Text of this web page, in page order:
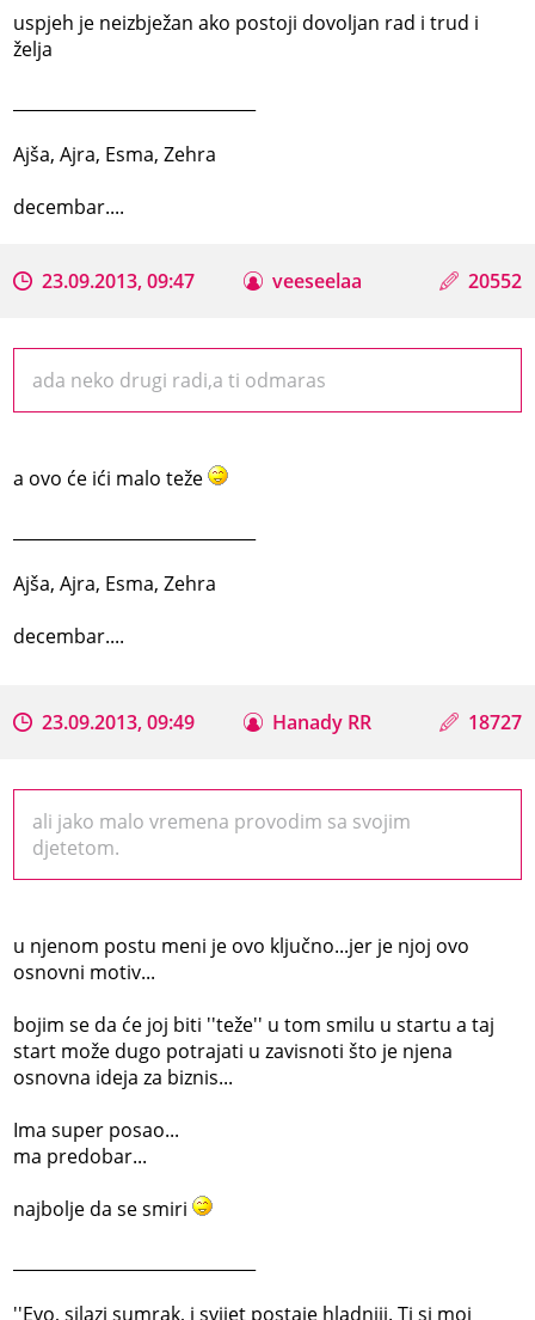
uspjeh je neizbježan ako postoji dovoljan rad i trud i
želja
Ajša, Ajra, Esma, Zehra
decembar....
23.09.2013, 09:47 veeseelaa 20552
ada neko drugi radi,a ti odmaras
a ovo će ići malo teže
Ajša, Ajra, Esma, Zehra
decembar....
23.09.2013, 09:49 Hanady RR 18727
ali jako malo vremena provodim sa svojim
djetetom.
u njenom postu meni je ovo ključno...jer je njoj ovo
osnovni motiv...
bojim se da će joj biti ''teže'' u tom smilu u startu a taj
start može dugo potrajati u zavisnoti što je njena
osnovna ideja za biznis...
Ima super posao...
ma predobar...
najbolje da se smiri
''Evo, silazi sumrak, i svijet postaje hladniji. Ti si moj